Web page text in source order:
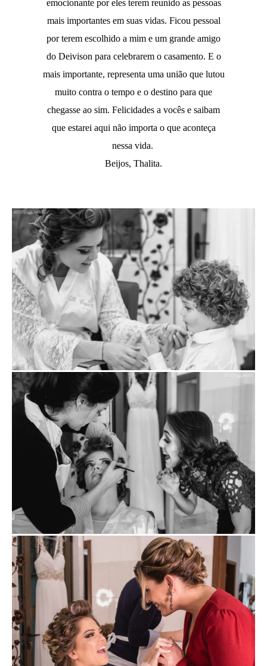
emocionante por eles terem reunido as pessoas
mais importantes em suas vidas. Ficou pessoal
por terem escolhido a mim e um grande amigo
do Deivison para celebrarem o casamento. E o
mais importante, representa uma união que lutou
muito contra o tempo e o destino para que
chegasse ao sim. Felicidades a vocês e saibam
que estarei aqui não importa o que aconteça
nessa vida.
Beijos, Thalita.